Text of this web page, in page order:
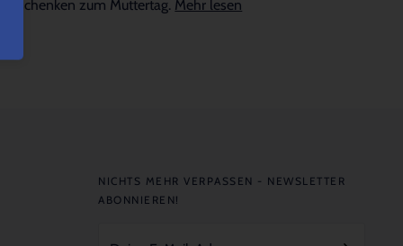
Geschenken zum Muttertag. Mehr lesen
NICHTS MEHR VERPASSEN - NEWSLETTER
ABONNIEREN!